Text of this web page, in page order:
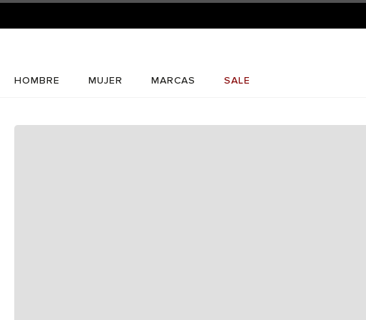
HOMBRE MUJER MARCAS SALE